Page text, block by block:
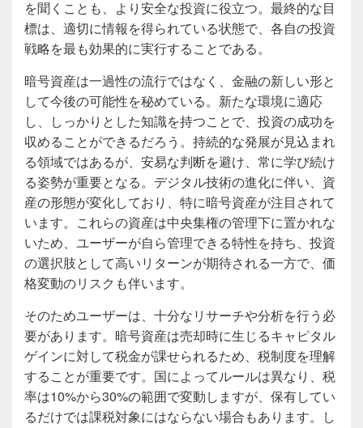
を聞くことも、より安全な投資に役立つ。最終的な目
標は、適切に情報を得られている状態で、各自の投資
戦略を最も効果的に実行することである。
暗号資産は一過性の流行ではなく、金融の新しい形と
して今後の可能性を秘めている。新たな環境に適応
し、しっかりとした知識を持つことで、投資の成功を
収めることができるだろう。持続的な発展が見込まれ
る領域ではあるが、安易な判断を避け、常に学び続け
る姿勢が重要となる。デジタル技術の進化に伴い、資
産の形態が変化しており、特に暗号資産が注目されて
います。これらの資産は中央集権の管理下に置かれな
いため、ユーザーが自ら管理できる特性を持ち、投資
の選択肢として高いリターンが期待される一方で、価
格変動のリスクも伴います。
そのためユーザーは、十分なリサーチや分析を行う必
要があります。暗号資産は売却時に生じるキャピタル
ゲインに対して税金が課せられるため、税制度を理解
することが重要です。国によってルールは異なり、税
率は10%から30%の範囲で変動しますが、保有してい
るだけでは課税対象にはならない場合もあります。し